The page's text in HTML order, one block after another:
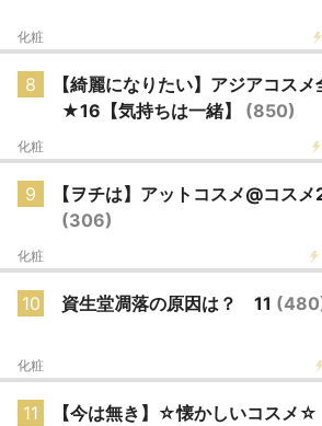
化粧
8
【綺麗になりたい】アジアコス
★16【気持ちは一緒】 (850)
化粧
9
【ヲチは】アットコスメ@コスメ
(306)
化粧
10 資生堂凋落の原因は？ 11
化粧
11
【今は無き】☆懐かしいコスメ